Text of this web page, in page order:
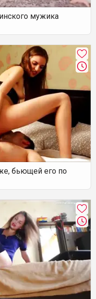
мужика
бьющей его по